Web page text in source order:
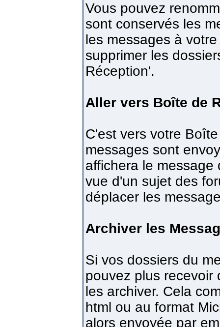
Vous pouvez
sont conservés les
les messages à
supprimer les
Réception'.
Aller vers Boîte de
C'est vers votre
messages sont
affichera le message
vue d'un sujet des
déplacer les
Archiver les
Si vos dossiers du
pouvez plus recevoir
les archiver. Cela
html ou au format
alors envoyée par